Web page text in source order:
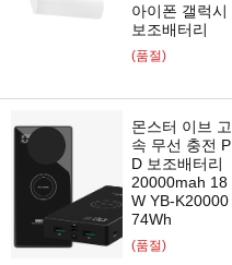
아이폰 갤럭시
보조배터리
(품절)
몬스터 이브 고
속 무선 충전 P
D 보조배터리
20000mah 18
W YB-K20000
74Wh
(품절)